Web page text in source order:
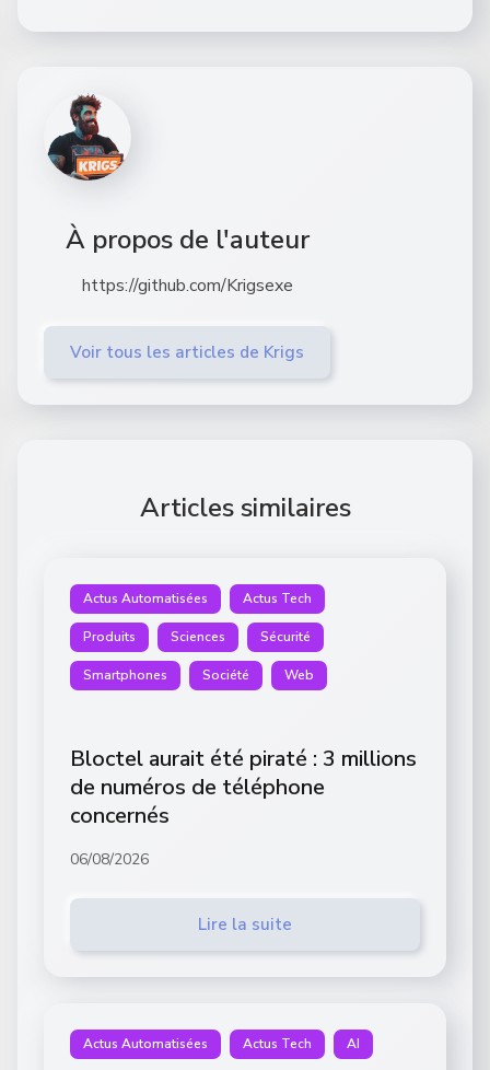
À propos de l'auteur
https://github.com/Krigsexe
Voir tous les articles de Krigs
Articles similaires
Actus Automatisées Actus Tech
Produits Sciences Sécurité
Smartphones Société Web
Bloctel aurait été piraté : 3 millions
de numéros de téléphone
concernés
06/08/2026
Lire la suite
Actus Automatisées Actus Tech AI